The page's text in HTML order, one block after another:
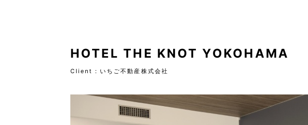
HOTEL THE KNOT YOKOHAMA
Client : いちご不動産株式会社